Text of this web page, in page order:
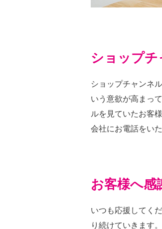
ショップチ
ショップチャンネ
いう意欲が高まっ
ルを見ていたお客
会社にお電話をい
お客様へ感
いつも応援してく
り続けていきます